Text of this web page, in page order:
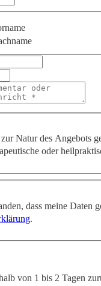
Natur des Angebots
oder
dass meine Daten
.
von 1 bis 2 Tagen